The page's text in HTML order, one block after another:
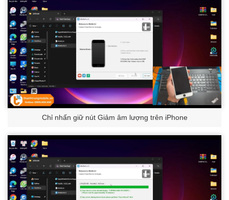
Chỉ nhấn giữ nút Giảm âm lượng trên iPhone